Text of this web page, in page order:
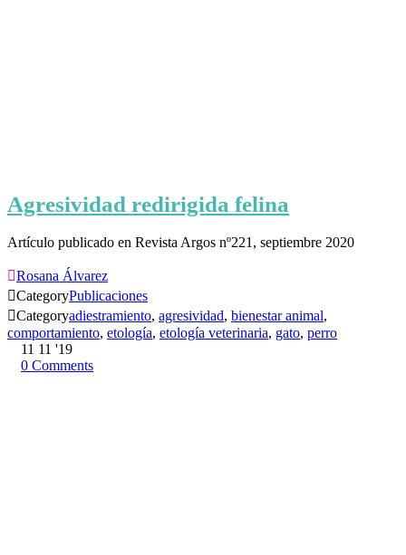
Agresividad redirigida felina
Artículo publicado en Revista Argos nº221, septiembre 2020
Rosana Álvarez
CategoryPublicaciones
Categoryadiestramiento, agresividad, bienestar animal,
comportamiento, etología, etología veterinaria, gato, perro
11 11 '19
0 Comments